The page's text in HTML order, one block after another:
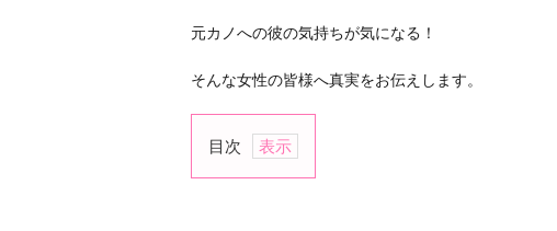
元カノへの彼の気持ちが気になる！
そんな女性の皆様へ真実をお伝えします。
目次
1.